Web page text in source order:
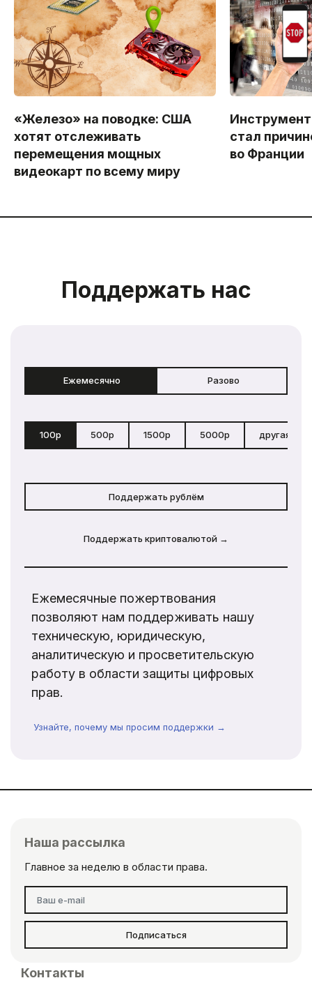
«Железо» на поводке: США
хотят отслеживать
перемещения мощных
видеокарт по всему миру
стал
во Франции
Поддержать нас
Ежемесячно Разово
100р 500р 1500р 5000р другая
Поддержать рублём
Поддержать криптовалютой →
Ежемесячные пожертвования
позволяют нам поддерживать нашу
техническую, юридическую,
аналитическую и просветительскую
работу в области защиты цифровых
прав.
Узнайте, почему мы просим поддержки →
Наша рассылка
Главное за неделю в области права.
Подписаться
Контакты